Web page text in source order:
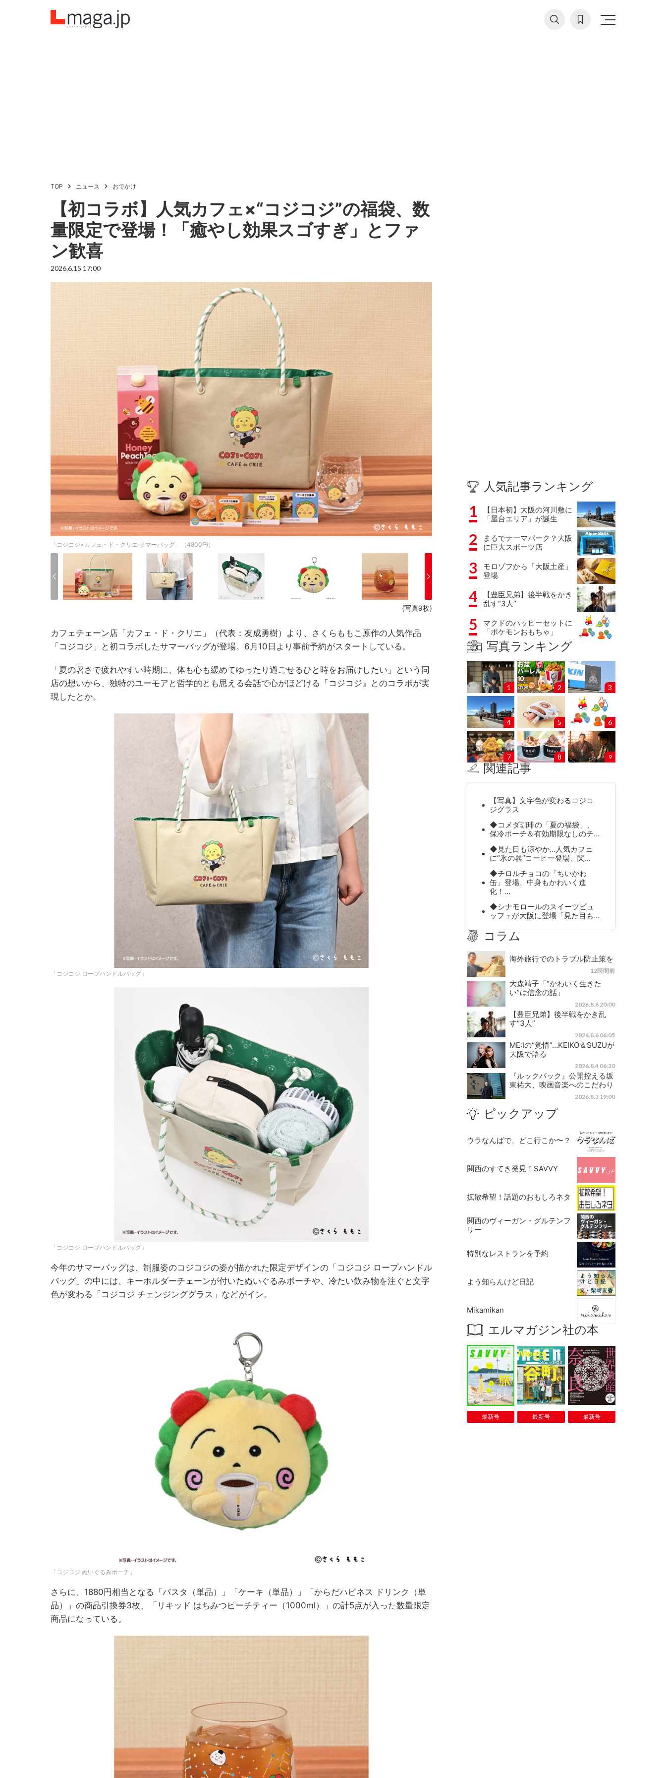
TOP ニュース おでかけ
【初コラボ】人気カフェ×“コジコジ”の福袋、数
量限定で登場！「癒やし効果スゴすぎ」とファ
ン歓喜
2026.6.15 17:00
「コジコジ×カフェ・ド・クリエ サマーバッグ」（4800円）
(写真9枚)
カフェチェーン店「カフェ・ド・クリエ」（代表：友成勇樹）より、さくらももこ原作の人気作品
「コジコジ」と初コラボしたサマーバッグが登場。6月10日より事前予約がスタートしている。
「夏の暑さで疲れやすい時期に、体も心も緩めてゆったり過ごせるひと時をお届けしたい」という同
店の想いから、独特のユーモアと哲学的とも思える会話で心がほどける「コジコジ』とのコラボが実
現したとか。
「コジコジ ロープハンドルバッグ」
「コジコジ ロープハンドルバッグ」
今年のサマーバッグは、制服姿のコジコジの姿が描かれた限定デザインの「コジコジ ロープハンドル
バッグ」の中には、キーホルダーチェーンが付いたぬいぐるみポーチや、冷たい飲み物を注ぐと文字
色が変わる「コジコジ チェンジンググラス」などがイン。
「コジコジ ぬいぐるみポーチ」
さらに、1880円相当となる「パスタ（単品）」「ケーキ（単品）」「からだハピネス ドリンク（単
品）」の商品引換券3枚、「リキッド はちみつピーチティー（1000ml）」の計5点が入った数量限定
商品になっている。
人気記事ランキング
1
【日本初】大阪の河川敷に
「屋台エリア」が誕生
2
まるでテーマパーク？大阪
に巨大スポーツ店
3
モロゾフから「大阪土産」
登場
4
【豊臣兄弟】後半戦をかき
乱す“3人”
5
マクドのハッピーセットに
「ポケモンおもちゃ」
写真ランキング
1 2 3
4 5 6
7 8 9
関連記事
【写真】文字色が変わるコジコ
ジグラス
◆コメダ珈琲の「夏の福袋」、
保冷ポーチ＆有効期限なしのチ…
◆見た目も涼やか…人気カフェ
に“氷の器”コーヒー登場、関…
◆チロルチョコの「ちいかわ
缶」登場、中身もかわいく進
化！…
◆シナモロールのスイーツビュ
ッフェが大阪に登場「見た目も…
コラム
海外旅行でのトラブル防止策を
12時間前
大森靖子「“かわいく生きた
い”は信念の話」
2026.8.6 20:00
【豊臣兄弟】後半戦をかき乱
す“3人”
2026.8.6 06:05
ME:Iの“覚悟”…KEIKO＆SUZUが
大阪で語る
2026.8.4 06:30
『ルックバック』公開控える坂
東祐大、映画音楽へのこだわり
2026.8.3 19:00
ピックアップ
ウラなんばで、どこ行こか〜？
関西のすてき発見！SAVVY
拡散希望！話題のおもしろネタ
関西のヴィーガン・グルテンフ
リー
特別なレストランを予約
よう知らんけど日記
Mikamikan
エルマガジン社の本
最新号 最新号 最新号